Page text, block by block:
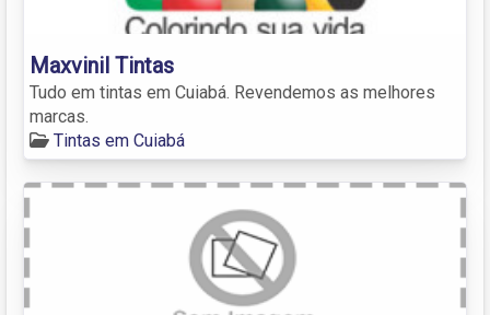
Maxvinil Tintas
Tudo em tintas em Cuiabá. Revendemos as melhores
marcas.
Tintas em Cuiabá